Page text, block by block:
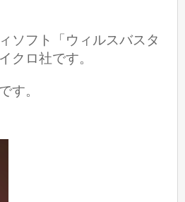
ソフト「ウィルスバスタ
クロ社です。
す。